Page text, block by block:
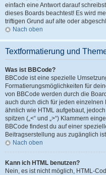
einfach eine Antwort darauf
dieses Boards beachtest! Es wird
triftigen Grund auf alte oder
Nach oben
Textformatierung und
Was ist BBCode?
BBCode ist eine spezielle
Formatierungsmöglichkeiten für
von BBCode werden durch die
auch durch dich für jeden
ähnlich wie HTML aufgebaut, jedoch
spitzen („<“ und „>“) Klammern
BBCode findest du auf einer
Beitragserstellung aus zugänglich
Nach oben
Kann ich HTML benutzen?
Nein, es ist nicht möglich, HTML-